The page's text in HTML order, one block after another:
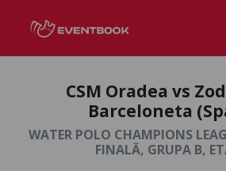
CSM Oradea vs
Barceloneta
WATER POLO CHAMPIONS
FINALĂ, GRUPA B,